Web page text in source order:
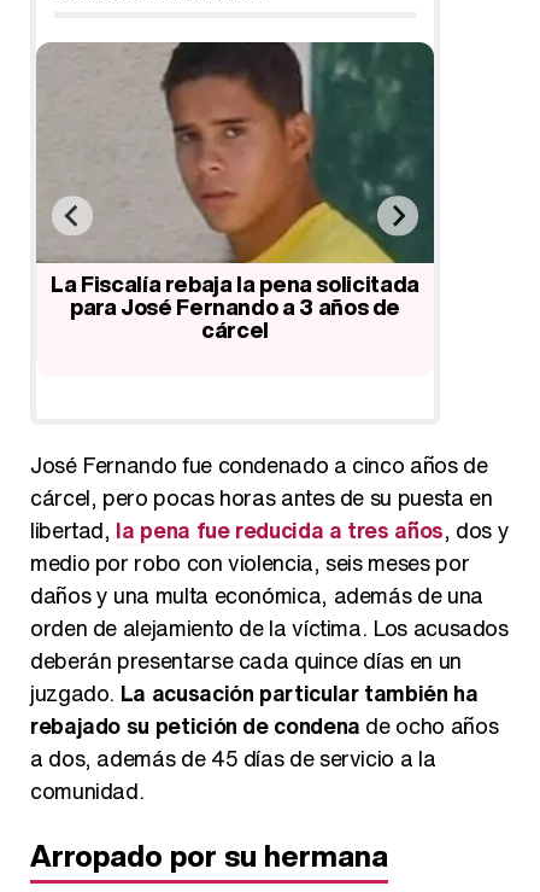
Ortega Cano, Ana María Aldón y
Amador Mohedano, en la fiesta de
Gloria Camila por su 18 cumpleaños
José Fernando fue condenado a cinco años de
cárcel, pero pocas horas antes de su puesta en
libertad, la pena fue reducida a tres años, dos y
medio por robo con violencia, seis meses por
daños y una multa económica, además de una
orden de alejamiento de la víctima. Los acusados
deberán presentarse cada quince días en un
juzgado. La acusación particular también ha
rebajado su petición de condena de ocho años
a dos, además de 45 días de servicio a la
comunidad.
Arropado por su hermana